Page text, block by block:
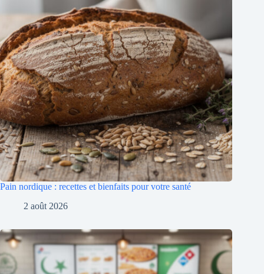
Pain nordique : recettes et bienfaits pour votre santé
2 août 2026